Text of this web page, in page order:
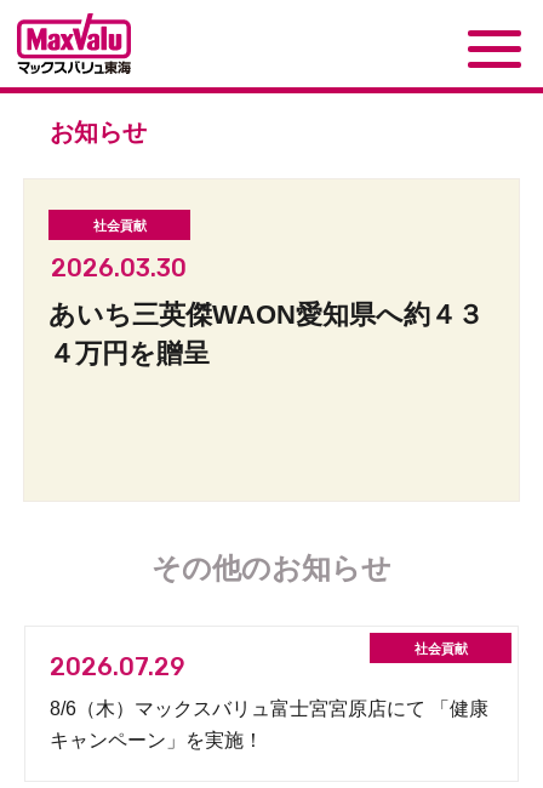
お知らせ
2026.03.30
あいち三英傑WAON愛知県へ約４３
４万円を贈呈
その他のお知らせ
2026.07.29
8/6（木）マックスバリュ富士宮宮原店にて 「健康
キャンペーン」を実施！